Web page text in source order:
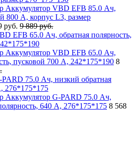
Аккумулятор VBD EFB 85.0 Ач,
800 А, корпус L3, размер
руб. 9 889 руб.
Аккумулятор VBD EFB 65.0 Ач,
пусковой 700 А, 242*175*190 8
Аккумулятор G-PARD 75.0 Ач,
640 А, 276*175*175 8 568